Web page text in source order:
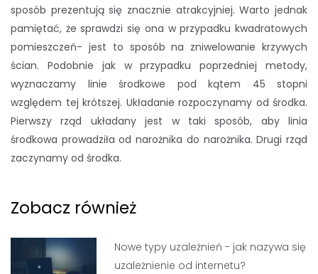
sposób prezentują się znacznie atrakcyjniej. Warto jednak
pamiętać, że sprawdzi się ona w przypadku kwadratowych
pomieszczeń- jest to sposób na zniwelowanie krzywych
ścian. Podobnie jak w przypadku poprzedniej metody,
wyznaczamy linie środkowe pod kątem 45 stopni
względem tej krótszej. Układanie rozpoczynamy od środka.
Pierwszy rząd układany jest w taki sposób, aby linia
środkowa prowadziła od narożnika do narożnika. Drugi rząd
zaczynamy od środka.
Zobacz również
Nowe typy uzależnień - jak nazywa się
uzależnienie od internetu?